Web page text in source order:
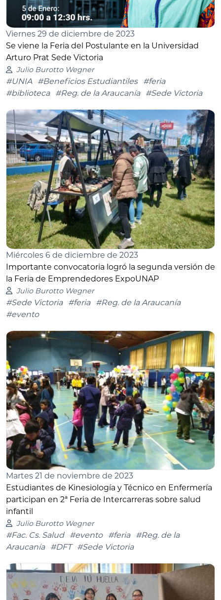
Viernes 29 de diciembre de 2023
Se viene la Feria del Postulante en la Universidad
Arturo Prat Sede Victoria
Julio Burotto Wegner
#UNIA #Beneficios Estudiantiles
#feria
#biblioteca
#Reg. de la Araucanía #Sede Victoria
Miércoles 6 de diciembre de 2023
Importante convocatoria logró la segunda versión de
la Feria de Emprendedores ExpoUNAP
Julio Burotto Wegner
#Sede Victoria #feria
#Reg. de la Araucanía
#evento
Martes 21 de noviembre de 2023
Estudiantes de Kinesiología y Técnico en Enfermería
participan en 2ª Feria de Intercarreras sobre salud
infantil
Julio Burotto Wegner
#Fac. Cs. Salud #evento #feria
#Reg. de la
Araucanía
#DFT #Sede Victoria